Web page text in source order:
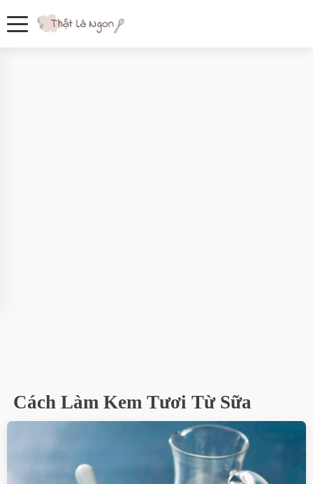
Cách Làm Kem Tươi Từ Sữa